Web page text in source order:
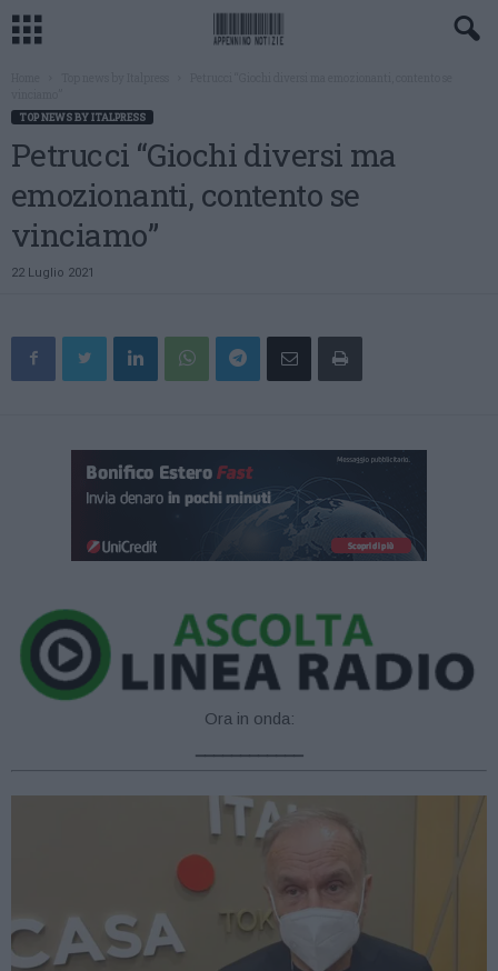
TOP NEWS BY ITALPRESS
Petrucci “Giochi diversi ma
emozionanti, contento se
vinciamo”
22 Luglio 2021
Ora in onda: